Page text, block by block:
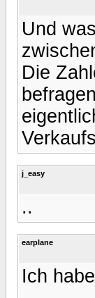
Und
Die
j_easy
..
earplane
Ich